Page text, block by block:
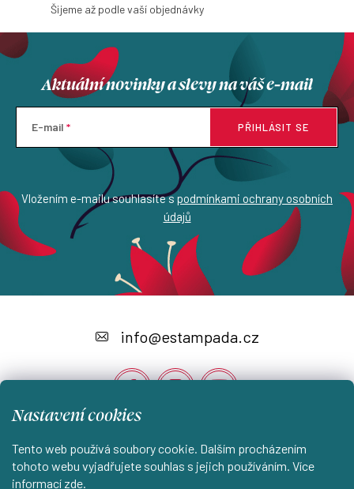
Nastavení cookies
Tento web používá soubory cookie. Dalším procházením
tohoto webu vyjadřujete souhlas s jejich používáním. Více
informací zde.
Šijeme až podle vaší objednávky
Aktuální novinky a slevy na váš e-mail
E-mail
Vložením e-mailu souhlasíte spodmínkami ochrany osobních
údajů
PŘIHLÁSIT SE
a
Instagram
info@estampada.cz